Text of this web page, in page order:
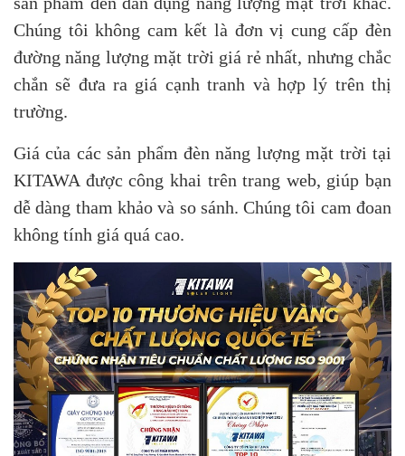
Chúng tôi không cam kết là đơn vị cung cấp đèn
đường năng lượng mặt trời giá rẻ nhất, nhưng chắc
chắn sẽ đưa ra giá cạnh tranh và hợp lý trên thị
trường.
Giá của các sản phẩm đèn năng lượng mặt trời tại
KITAWA được công khai trên trang web, giúp bạn
dễ dàng tham khảo và so sánh. Chúng tôi cam đoan
không tính giá quá cao.